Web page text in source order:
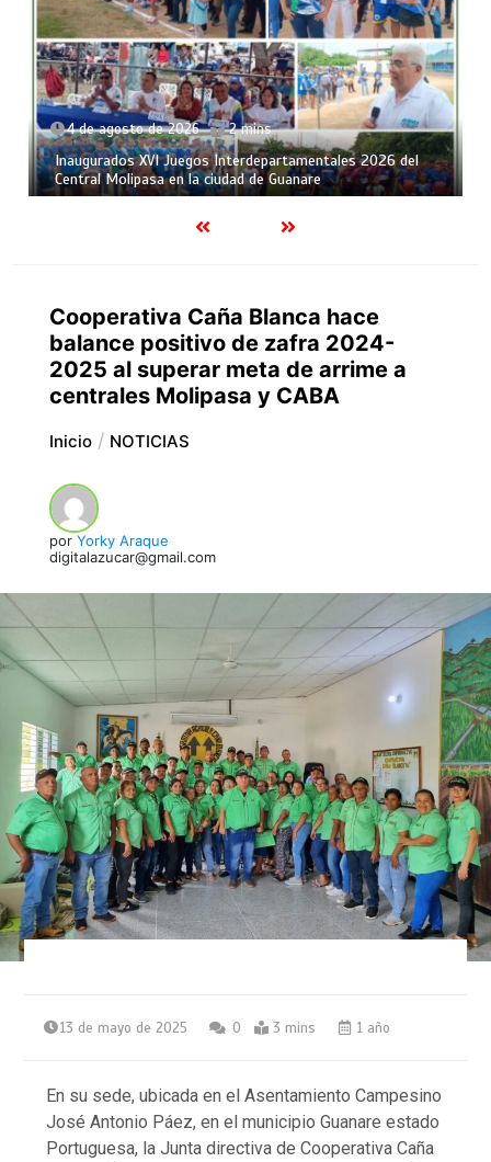
4 de agosto de 2026 2 mins
Inaugurados XVI Juegos Interdepartamentales 2026 del
Central Molipasa en la ciudad de Guanare
Cooperativa Caña Blanca hace
balance positivo de zafra 2024-
2025 al superar meta de arrime a
centrales Molipasa y CABA
Inicio NOTICIAS
por Yorky Araque
digitalazucar@gmail.com
13 de mayo de 2025 0 3 mins 1 año
En su sede, ubicada en el Asentamiento Campesino
José Antonio Páez, en el municipio Guanare estado
Portuguesa, la Junta directiva de Cooperativa Caña